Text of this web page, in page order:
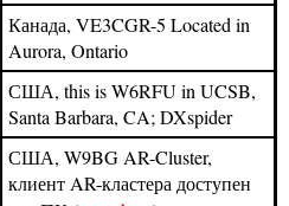
Канада, VE3CGR-5 Located in
Aurora, Ontario
США, this is W6RFU in UCSB,
Santa Barbara, CA; DXspider
США, W9BG AR-Cluster,
клиент AR-кластера доступен